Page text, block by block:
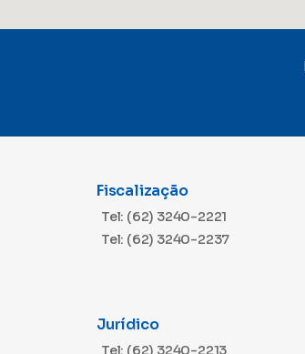
Fiscalização
Tel: (62) 3240-2221
Tel: (62) 3240-2237
Jurídico
Tel: (62) 3240-2213